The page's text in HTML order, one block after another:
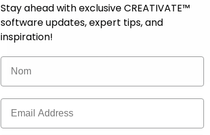
Stay ahead with exclusive CREATIVATE™
software updates, expert tips, and
inspiration!
Nom
Courriel